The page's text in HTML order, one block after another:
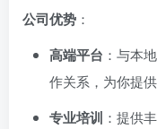
公司优势 ：
高端平台 ：与本
作关系，为你提
专业培训 ：提供